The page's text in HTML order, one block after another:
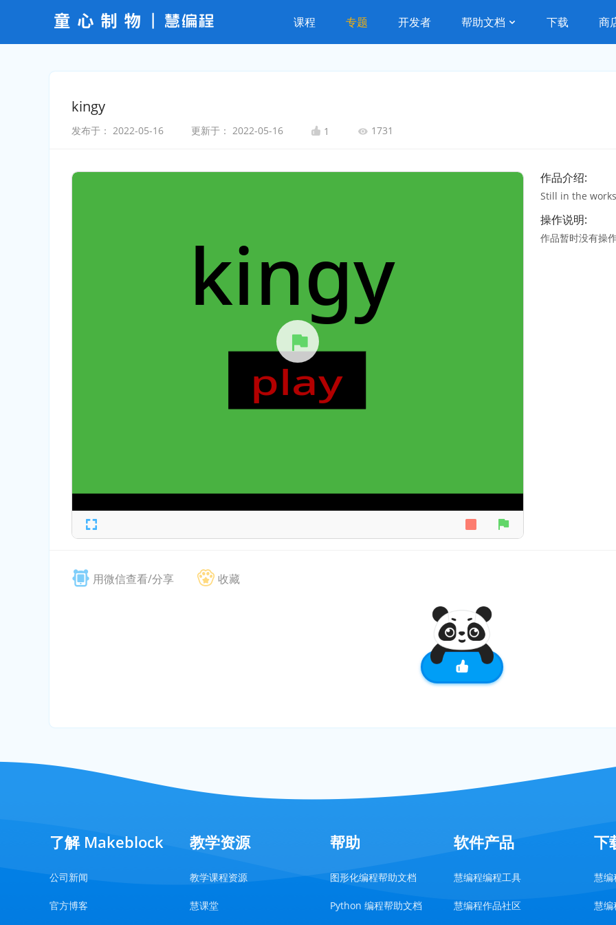
课程 专题 开发者 帮助文档 下载 商
kingy
发布于： 2022-05-16 更新于： 2022-05-16 1 1731
作品介绍:
Still in the
操作说明:
作品暂时没有操
用微信查看/分享 收藏
了解 Makeblock
公司新闻
官方博客
教学资源
教学课程资源
慧课堂
帮助
图形化编程帮助文档
Python 编程帮助文档
软件产品
慧编程编程工具
慧编程作品社区
下
慧
慧